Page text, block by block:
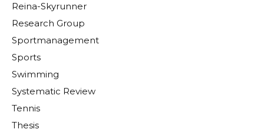
Reina-Skyrunner
Research Group
Sportmanagement
Sports
Swimming
Systematic Review
Tennis
Thesis